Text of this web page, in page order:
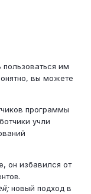
им
вы можете
программы
учли
он избавился от
новый подход в